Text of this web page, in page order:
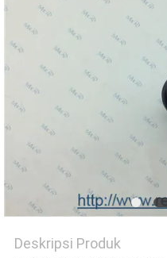
Deskripsi Produk